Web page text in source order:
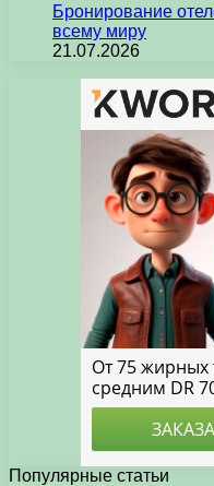
Бронирование
всему миру
21.07.2026
Популярные статьи